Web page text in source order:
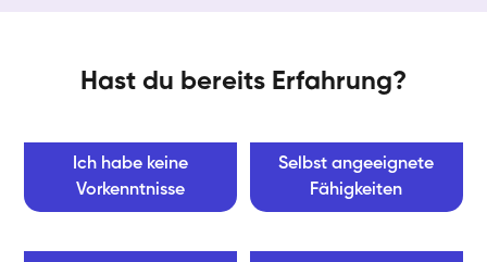
Hast du bereits Erfahrung?
Ich habe keine
Vorkenntnisse
Selbst angeeignete
Fähigkeiten